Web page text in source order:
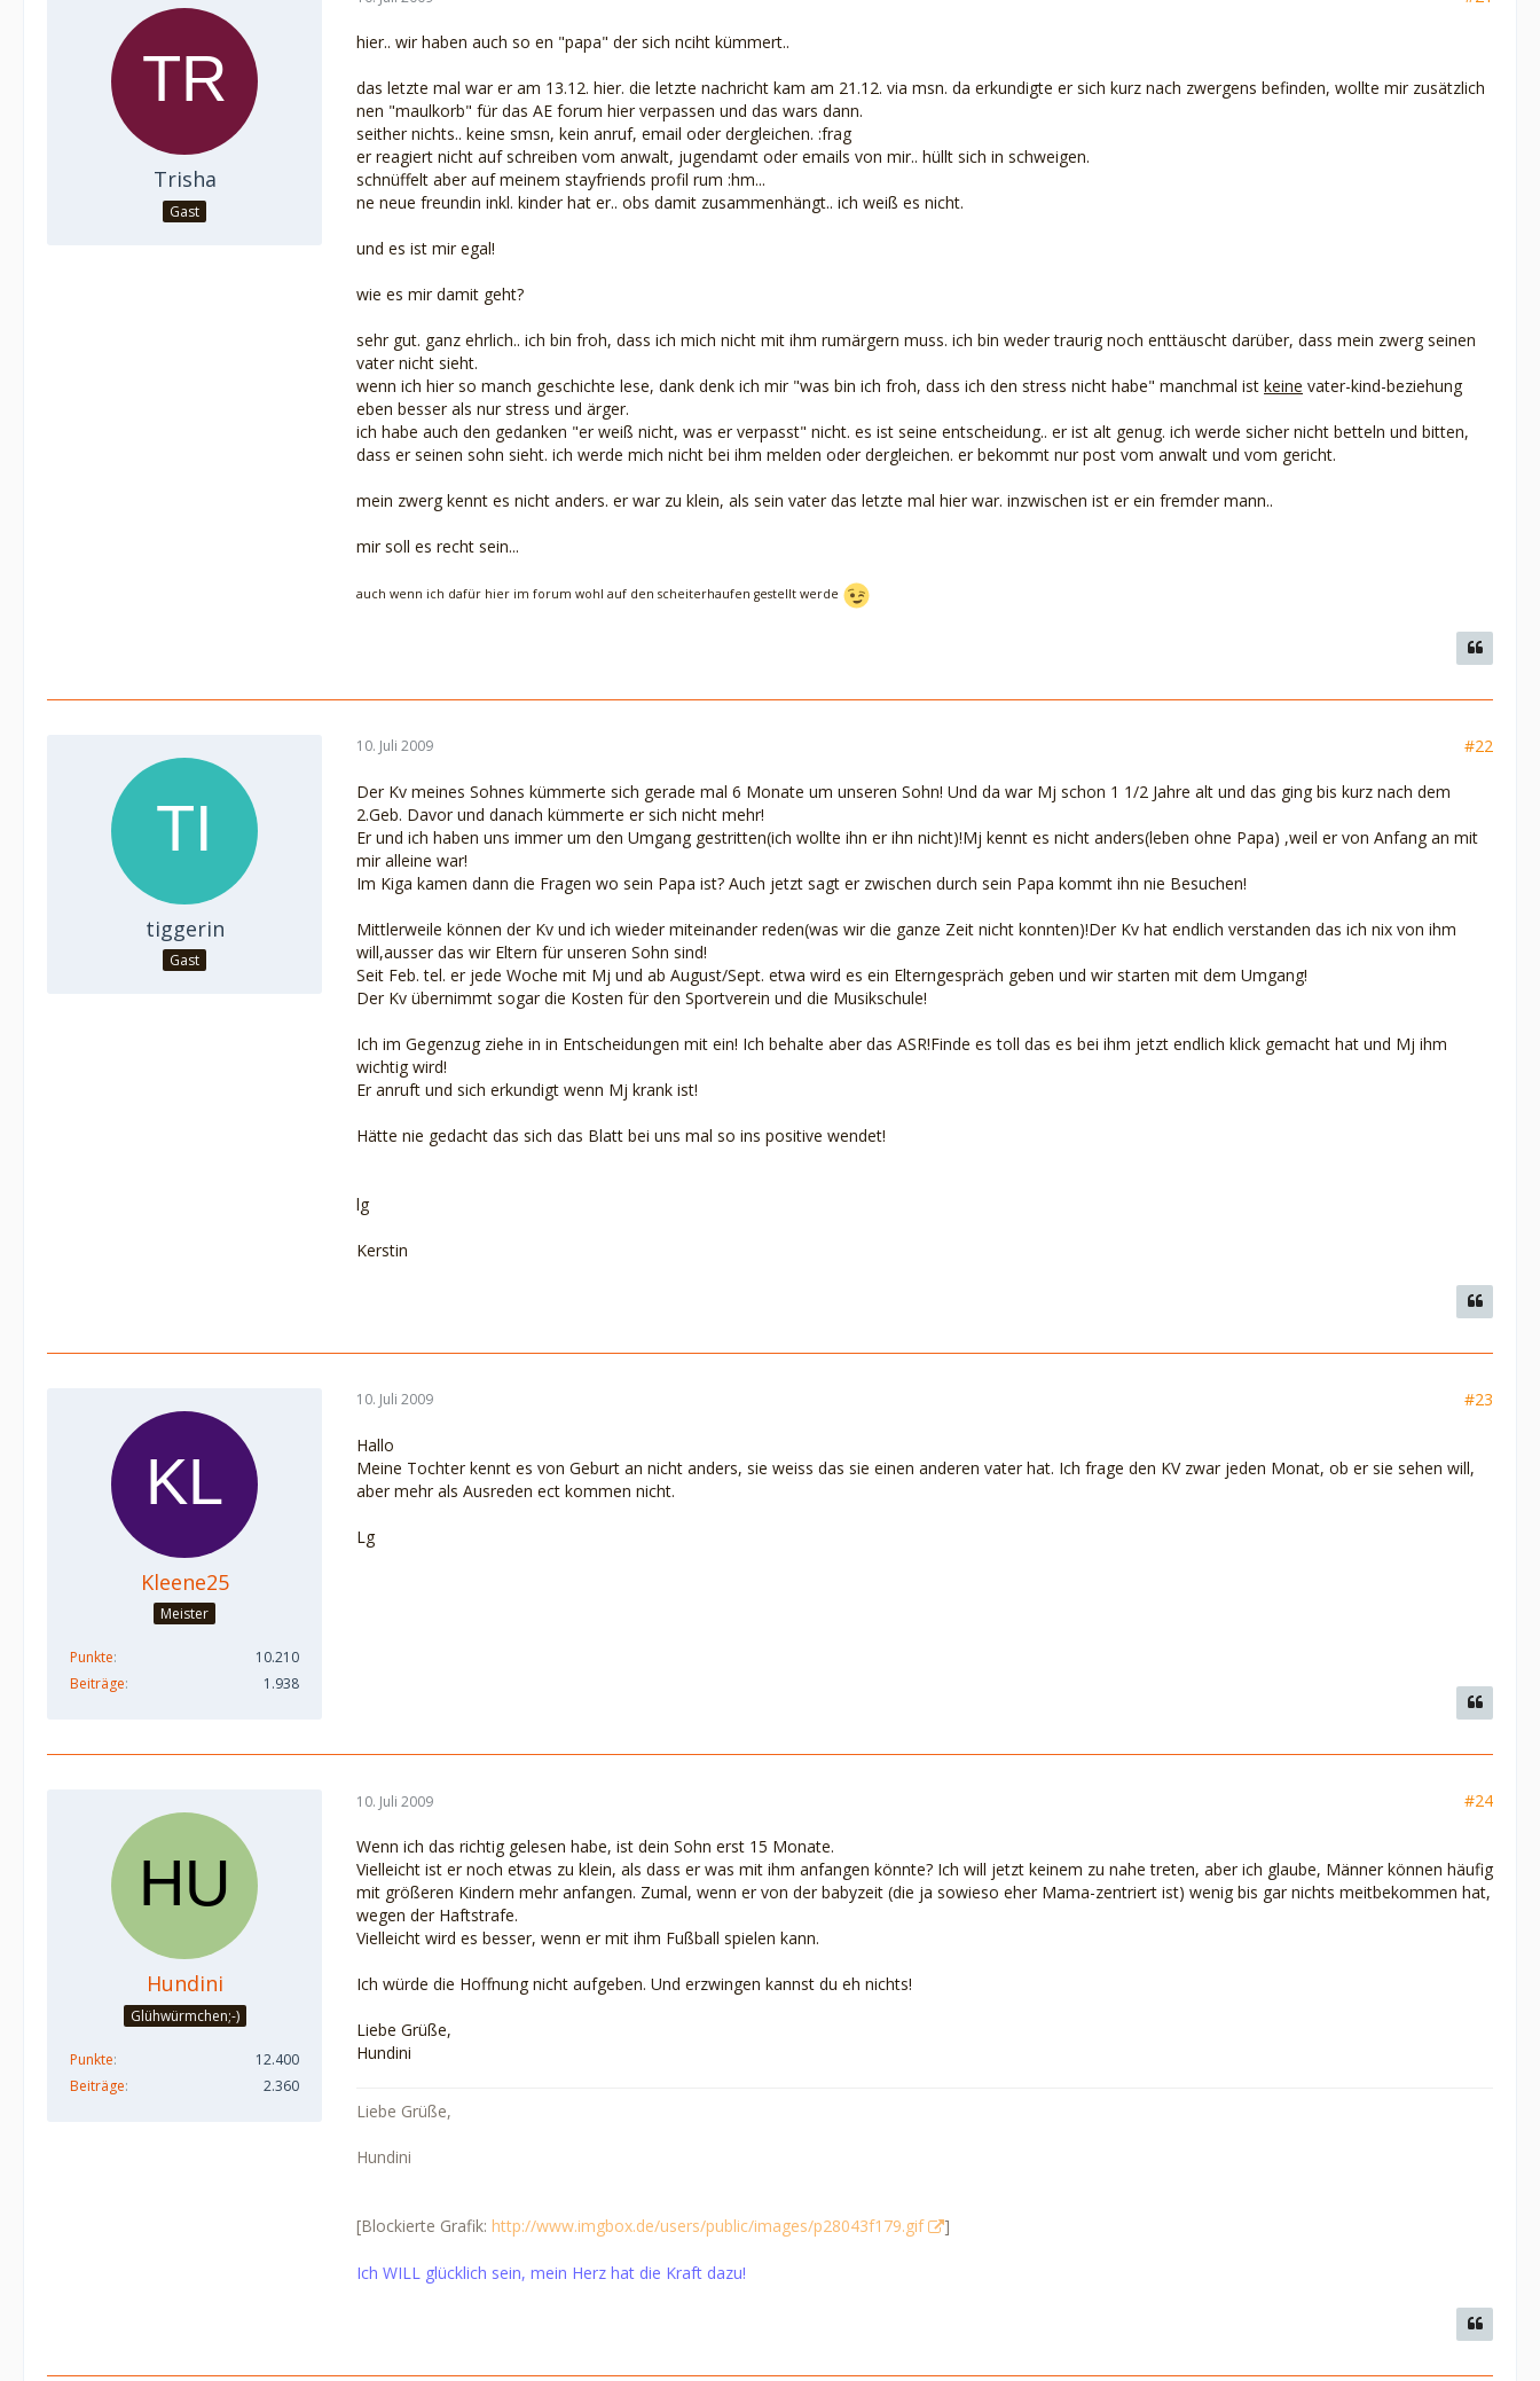
Trisha
Gast
hier.. wir haben auch so en "papa" der sich nciht kümmert..
das letzte mal war er am 13.12. hier. die letzte nachricht kam am 21.12. via msn. da erkundigte er sich kurz nach zwergens befinden, wollte mir zusätzlich
nen "maulkorb" für das AE forum hier verpassen und das wars dann.
seither nichts.. keine smsn, kein anruf, email oder dergleichen. :frag
er reagiert nicht auf schreiben vom anwalt, jugendamt oder emails von mir.. hüllt sich in schweigen.
schnüffelt aber auf meinem stayfriends profil rum :hm...
ne neue freundin inkl. kinder hat er.. obs damit zusammenhängt.. ich weiß es nicht.
und es ist mir egal!
wie es mir damit geht?
sehr gut. ganz ehrlich.. ich bin froh, dass ich mich nicht mit ihm rumärgern muss. ich bin weder traurig noch enttäuscht darüber, dass mein zwerg seinen
vater nicht sieht.
wenn ich hier so manch geschichte lese, dank denk ich mir "was bin ich froh, dass ich den stress nicht habe" manchmal ist keine vater-kind-beziehung
eben besser als nur stress und ärger.
ich habe auch den gedanken "er weiß nicht, was er verpasst" nicht. es ist seine entscheidung.. er ist alt genug. ich werde sicher nicht betteln und bitten,
dass er seinen sohn sieht. ich werde mich nicht bei ihm melden oder dergleichen. er bekommt nur post vom anwalt und vom gericht.
mein zwerg kennt es nicht anders. er war zu klein, als sein vater das letzte mal hier war. inzwischen ist er ein fremder mann..
mir soll es recht sein...
auch wenn ich dafür hier im forum wohl auf den scheiterhaufen gestellt werde
tiggerin
Gast
10. Juli 2009 #22
Der Kv meines Sohnes kümmerte sich gerade mal 6 Monate um unseren Sohn! Und da war Mj schon 1 1/2 Jahre alt und das ging bis kurz nach dem
2.Geb. Davor und danach kümmerte er sich nicht mehr!
Er und ich haben uns immer um den Umgang gestritten(ich wollte ihn er ihn nicht)!Mj kennt es nicht anders(leben ohne Papa) ,weil er von Anfang an mit
mir alleine war!
Im Kiga kamen dann die Fragen wo sein Papa ist? Auch jetzt sagt er zwischen durch sein Papa kommt ihn nie Besuchen!
Mittlerweile können der Kv und ich wieder miteinander reden(was wir die ganze Zeit nicht konnten)!Der Kv hat endlich verstanden das ich nix von ihm
will,ausser das wir Eltern für unseren Sohn sind!
Seit Feb. tel. er jede Woche mit Mj und ab August/Sept. etwa wird es ein Elterngespräch geben und wir starten mit dem Umgang!
Der Kv übernimmt sogar die Kosten für den Sportverein und die Musikschule!
Ich im Gegenzug ziehe in in Entscheidungen mit ein! Ich behalte aber das ASR!Finde es toll das es bei ihm jetzt endlich klick gemacht hat und Mj ihm
wichtig wird!
Er anruft und sich erkundigt wenn Mj krank ist!
Hätte nie gedacht das sich das Blatt bei uns mal so ins positive wendet!
lg
Kerstin
Kleene25
Meister
Punkte
10.210
Beiträge
1.938
10. Juli 2009 #23
Hallo
Meine Tochter kennt es von Geburt an nicht anders, sie weiss das sie einen anderen vater hat. Ich frage den KV zwar jeden Monat, ob er sie sehen will,
aber mehr als Ausreden ect kommen nicht.
Lg
Hundini
Glühwürmchen;-)
Punkte
12.400
Beiträge
2.360
10. Juli 2009 #24
Wenn ich das richtig gelesen habe, ist dein Sohn erst 15 Monate.
Vielleicht ist er noch etwas zu klein, als dass er was mit ihm anfangen könnte? Ich will jetzt keinem zu nahe treten, aber ich glaube, Männer können häufig
mit größeren Kindern mehr anfangen. Zumal, wenn er von der babyzeit (die ja sowieso eher Mama-zentriert ist) wenig bis gar nichts meitbekommen hat,
wegen der Haftstrafe.
Vielleicht wird es besser, wenn er mit ihm Fußball spielen kann.
Ich würde die Hoffnung nicht aufgeben. Und erzwingen kannst du eh nichts!
Liebe Grüße,
Hundini
Liebe Grüße,
Hundini
[Blockierte Grafik: http://www.imgbox.de/users/public/images/p28043f179.gif ]
Ich WILL glücklich sein, mein Herz hat die Kraft dazu!